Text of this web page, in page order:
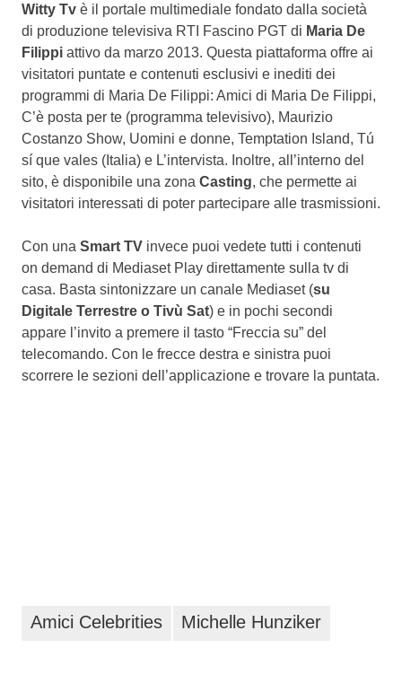
Witty Tv è il portale multimediale fondato dalla società
di produzione televisiva RTI Fascino PGT di Maria De
Filippi attivo da marzo 2013. Questa piattaforma offre ai
visitatori puntate e contenuti esclusivi e inediti dei
programmi di Maria De Filippi: Amici di Maria De Filippi,
C’è posta per te (programma televisivo), Maurizio
Costanzo Show, Uomini e donne, Temptation Island, Tú
sí que vales (Italia) e L’intervista. Inoltre, all’interno del
sito, è disponibile una zona Casting, che permette ai
visitatori interessati di poter partecipare alle trasmissioni.
Con una Smart TV invece puoi vedete tutti i contenuti
on demand di Mediaset Play direttamente sulla tv di
casa. Basta sintonizzare un canale Mediaset (su
Digitale Terrestre o Tivù Sat) e in pochi secondi
appare l’invito a premere il tasto “Freccia su” del
telecomando. Con le frecce destra e sinistra puoi
scorrere le sezioni dell’applicazione e trovare la puntata.
Amici Celebrities Michelle Hunziker